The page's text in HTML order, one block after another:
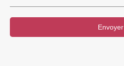
Envoyer